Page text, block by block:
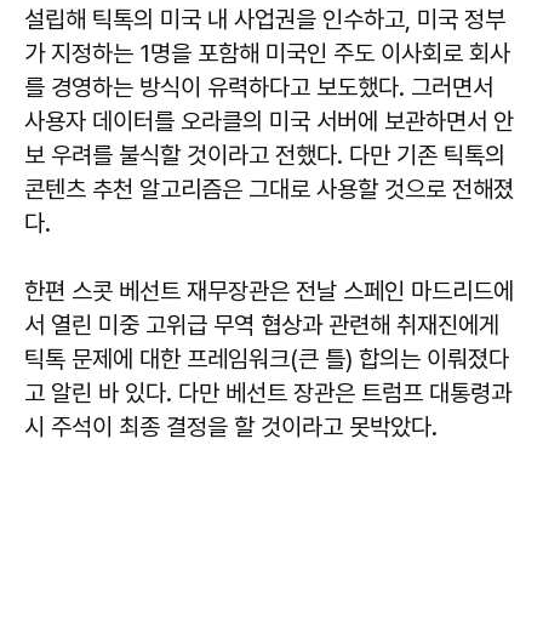
설립해 틱톡의 미국 내 사업권을 인수하고, 미국 정부
가 지정하는 1명을 포함해 미국인 주도 이사회로 회사
를 경영하는 방식이 유력하다고 보도했다. 그러면서
사용자 데이터를 오라클의 미국 서버에 보관하면서 안
보 우려를 불식할 것이라고 전했다. 다만 기존 틱톡의
콘텐츠 추천 알고리즘은 그대로 사용할 것으로 전해졌
다.
한편 스콧 베선트 재무장관은 전날 스페인 마드리드에
서 열린 미중 고위급 무역 협상과 관련해 취재진에게
틱톡 문제에 대한 프레임워크(큰 틀) 합의는 이뤄졌다
고 알린 바 있다. 다만 베선트 장관은 트럼프 대통령과
시 주석이 최종 결정을 할 것이라고 못박았다.